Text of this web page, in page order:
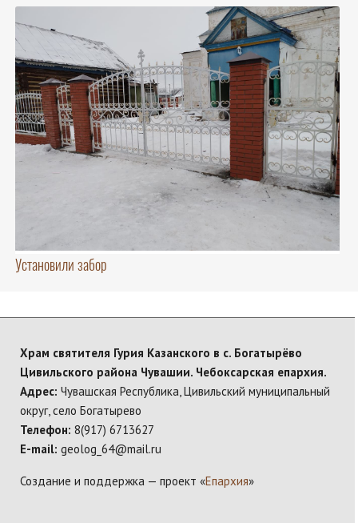
Установили забор
Храм святителя Гурия Казанского в с. Богатырёво
Цивильского района Чувашии. Чебоксарская епархия.
Адрес: Чувашская Республика, Цивильский муниципальный
округ, село Богатырево
Телефон: 8(917) 6713627
E-mail: geolog_64@mail.ru
Создание и поддержка — проект «Епархия»